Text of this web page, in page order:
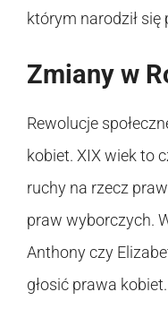
którym narodził
Zmiany w
Rewolucje
kobiet. XIX wiek to
ruchy na rzecz
praw wyborczych.
Anthony czy
głosić prawa kobiet.